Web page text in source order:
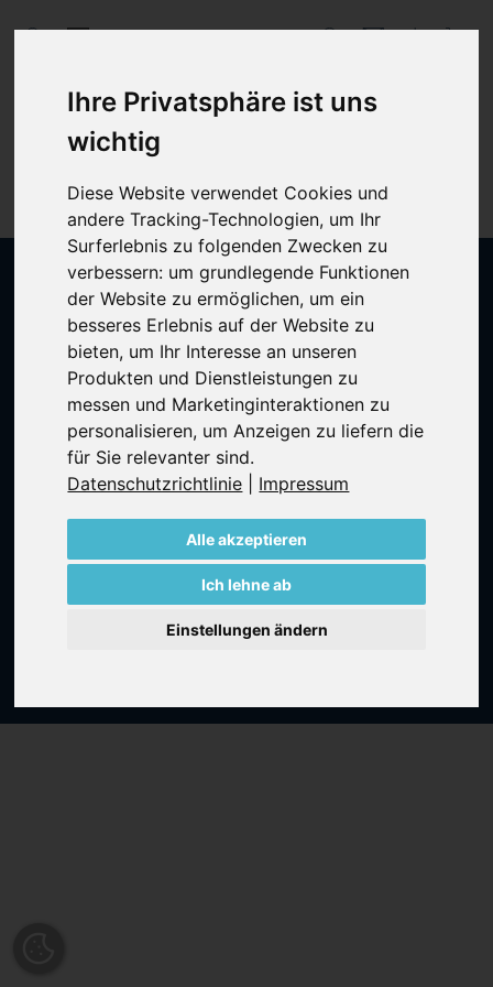
Ihre Privatsphäre ist uns
wichtig
Diese Website verwendet Cookies und
andere Tracking-Technologien, um Ihr
Surferlebnis zu folgenden Zwecken zu
verbessern: um grundlegende Funktionen
der Website zu ermöglichen, um ein
besseres Erlebnis auf der Website zu
bieten, um Ihr Interesse an unseren
Produkten und Dienstleistungen zu
messen und Marketinginteraktionen zu
personalisieren, um Anzeigen zu liefern die
für Sie relevanter sind.
Datenschutzrichtlinie
Impressum
Alle akzeptieren
Ich lehne ab
Einstellungen ändern
Becker AG
Pfadackerstrasse 10
CH-8957 Spreitenbach
T +41 58 590 18 18
becker@becker.ch
Datenschutz
Kontakt
Follow us: